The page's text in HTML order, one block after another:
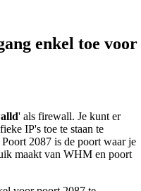
enkel toe voor
' als firewall. Je kunt er
IP's toe te staan te
2087 is de poort waar je
maakt van WHM en poort